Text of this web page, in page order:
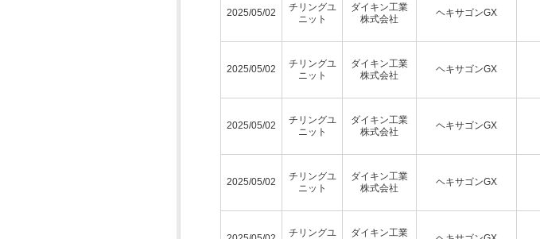
2025/05/02
チリングユ
ニット
ダイキン工業
株式会社
ヘキサゴンGX
2025/05/02
チリングユ
ニット
ダイキン工業
株式会社
ヘキサゴンGX
2025/05/02
チリングユ
ニット
ダイキン工業
株式会社
ヘキサゴンGX
2025/05/02
チリングユ
ニット
ダイキン工業
株式会社
ヘキサゴンGX
チリングユ
ダイキン工業